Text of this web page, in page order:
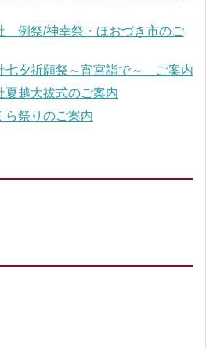
例祭/神幸祭・ほおづき市のご
夕祈願祭～宵宮詣で～ ご案内
越大祓式のご案内
祭りのご案内